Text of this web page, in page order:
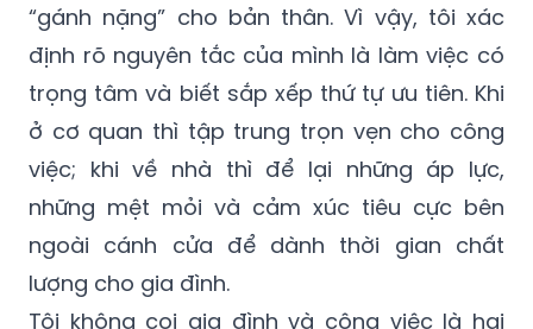
“gánh nặng” cho bản thân. Vì vậy, tôi xác
định rõ nguyên tắc của mình là làm việc có
trọng tâm và biết sắp xếp thứ tự ưu tiên. Khi
ở cơ quan thì tập trung trọn vẹn cho công
việc; khi về nhà thì để lại những áp lực,
những mệt mỏi và cảm xúc tiêu cực bên
ngoài cánh cửa để dành thời gian chất
lượng cho gia đình.
Tôi không coi gia đình và công việc là hai